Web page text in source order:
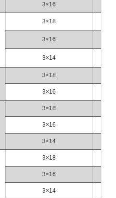
3×16
3×18
3×16
3×14
3×18
3×16
3×18
3×16
3×14
3×18
3×16
3×14